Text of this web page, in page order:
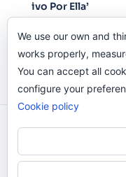
ivo Por Ella’
Odi O'Malley ©
We use our own and
works properly,
You can accept all
configure your
Cookie policy